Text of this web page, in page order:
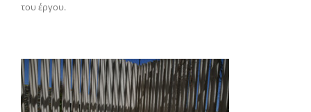
του έργου.